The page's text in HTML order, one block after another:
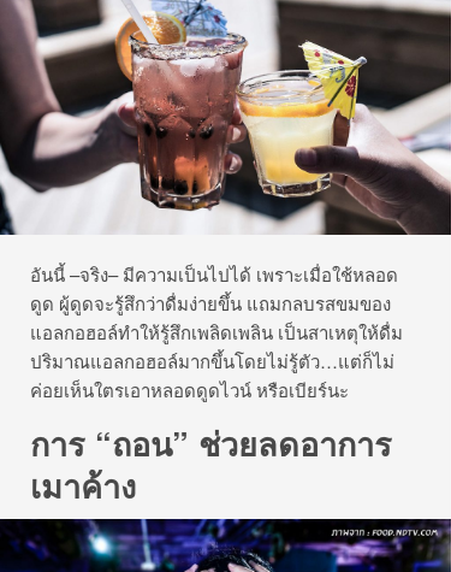
อันนี้ –จริง– มีความเป็นไปได้ เพราะเมื่อใช้หลอด
ดูด ผู้ดูดจะรู้สึกว่าดื่มง่ายขึ้น แถมกลบรสขมของ
แอลกอฮอล์ทำให้รู้สึกเพลิดเพลิน เป็นสาเหตุให้ดื่ม
ปริมาณแอลกอฮอล์มากขึ้นโดยไม่รู้ตัว…แต่ก็ไม่
ค่อยเห็นใตรเอาหลอดดูดไวน์ หรือเบียร์นะ
การ “ถอน” ช่วยลดอาการ
เมาค้าง